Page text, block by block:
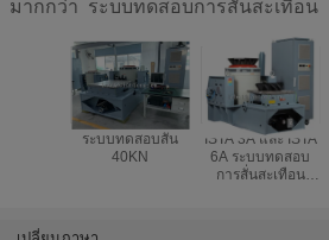
มากกว่า ระบบทดสอบการสั่นสะเทือน
ระบบทดสอบสั่น
40KN
ISTA 3A และ ISTA
6A ระบบทดสอบ
การสั่นสะเทือน